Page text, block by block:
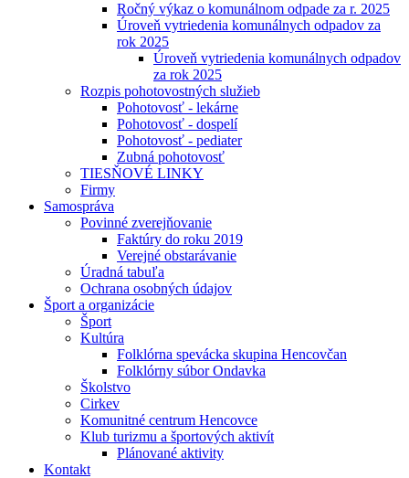
Ročný výkaz o komunálnom odpade za r. 2025
Úroveň vytriedenia komunálnych odpadov za
rok 2025
Úroveň vytriedenia komunálnych odpadov
za rok 2025
Rozpis pohotovostných služieb
Pohotovosť - lekárne
Pohotovosť - dospelí
Pohotovosť - pediater
Zubná pohotovosť
TIESŇOVÉ LINKY
Firmy
Samospráva
Povinné zverejňovanie
Faktúry do roku 2019
Verejné obstarávanie
Úradná tabuľa
Ochrana osobných údajov
Šport a organizácie
Šport
Kultúra
Folklórna spevácka skupina Hencovčan
Folklórny súbor Ondavka
Školstvo
Cirkev
Komunitné centrum Hencovce
Klub turizmu a športových aktivít
Plánované aktivity
Kontakt